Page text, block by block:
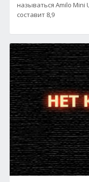
называться Amilo Mini
составит 8,9